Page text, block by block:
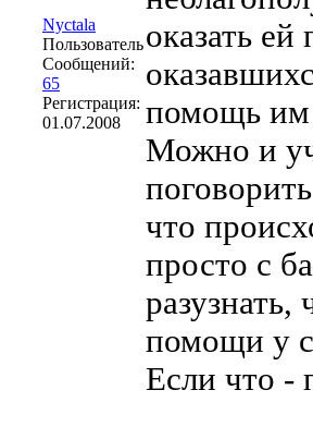
Nyctala
Пользователь
Сообщений:
65
Регистрация:
01.07.2008
оказать
помощь им
Можно и
что
просто с
помощи у
Если что -